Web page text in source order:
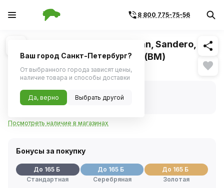
8 800 775-75-56
1/2 Похожие
Привод колеса RENAULT Logan, Sandero,
DACIA КПП JH3 прав 21/23шл. (BM)
Нет в наличии
Нет в наличии
Код товара:241093
Артикул:ax8149
Посмотреть наличие в магазинах
Бонусы за покупку
До 165 Б
Стандартная
До 165 Б
Серебряная
До 165 Б
Золотая
Ваш город Санкт-Петербург?
От выбранного города зависят цены,
наличие товара и способы доставки
Да, верно Выбрать другой